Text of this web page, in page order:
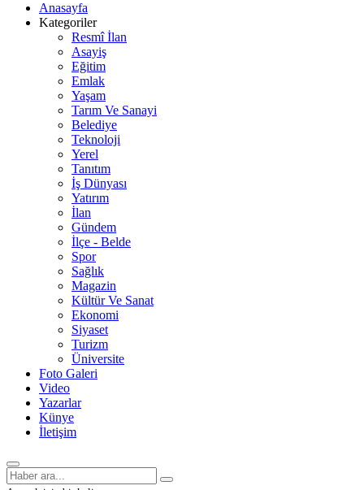
Anasayfa
Kategoriler
Resmî İlan
Asayiş
Eğitim
Emlak
Yaşam
Tarım Ve Sanayi
Belediye
Teknoloji
Yerel
Tanıtım
İş Dünyası
Yatırım
İlan
Gündem
İlçe - Belde
Spor
Sağlık
Magazin
Kültür Ve Sanat
Ekonomi
Siyaset
Turizm
Üniversite
Foto Galeri
Video
Yazarlar
Künye
İletişim